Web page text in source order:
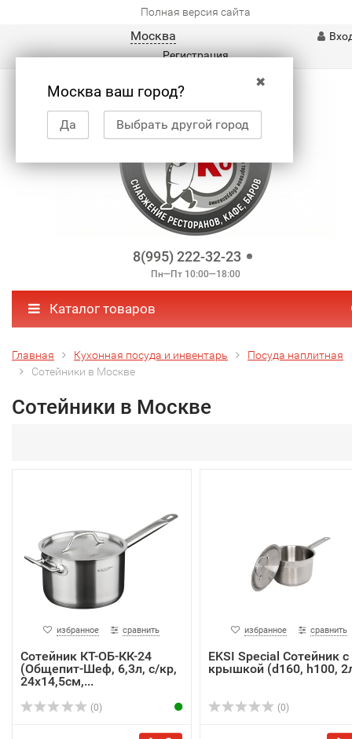
Полная версия сайта
Москва
✖
Москва ваш город?
Да Выбрать другой город
Регистрация
8(995) 222-32-23
Пн—Пт 10:00—18:00
Каталог товаров
Главная Кухонная посуда и инвентарь
Посуда наплитная
Сотейники в Москве
Сотейники в Москве
избранное сравнить
Сотейник КТ-ОБ-КК-24
(Общепит-Шеф, 6,3л, с/кр,
24х14,5см,...
(0)
избранное сравнить
EKSI Special Сотейник с
крышкой (d160, h100,
(0)